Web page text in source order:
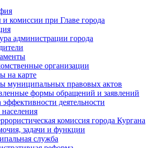
комиссии при Главе города
администрации города
организации
на карте
муниципальных правовых актов
формы обращений и заявлений
деятельности
комиссия города Кургана
задачи и функции
служба